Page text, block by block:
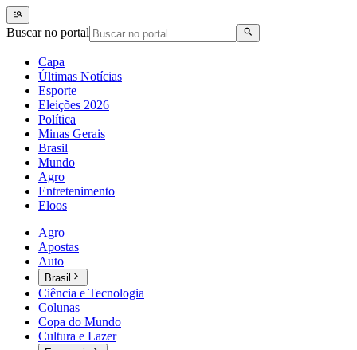
Buscar no portal
Capa
Últimas Notícias
Esporte
Eleições 2026
Política
Minas Gerais
Brasil
Mundo
Agro
Entretenimento
Eloos
Agro
Apostas
Auto
Brasil
Ciência e Tecnologia
Colunas
Copa do Mundo
Cultura e Lazer